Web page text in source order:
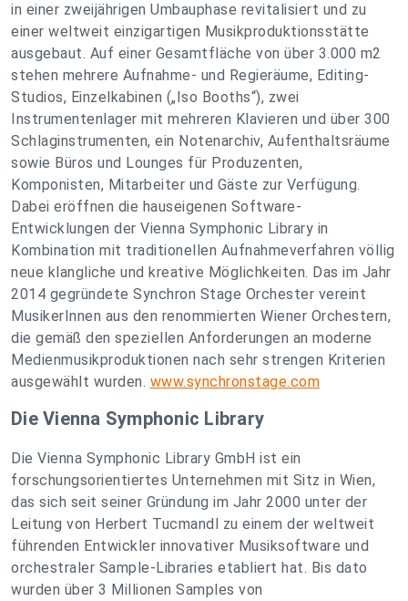
in einer zweijährigen Umbauphase revitalisiert und zu
einer weltweit einzigartigen Musikproduktionsstätte
ausgebaut. Auf einer Gesamtfläche von über 3.000 m2
stehen mehrere Aufnahme- und Regieräume, Editing-
Studios, Einzelkabinen („Iso Booths“), zwei
Instrumentenlager mit mehreren Klavieren und über 300
Schlaginstrumenten, ein Notenarchiv, Aufenthaltsräume
sowie Büros und Lounges für Produzenten,
Komponisten, Mitarbeiter und Gäste zur Verfügung.
Dabei eröffnen die hauseigenen Software-
Entwicklungen der Vienna Symphonic Library in
Kombination mit traditionellen Aufnahmeverfahren völlig
neue klangliche und kreative Möglichkeiten. Das im Jahr
2014 gegründete Synchron Stage Orchester vereint
MusikerInnen aus den renommierten Wiener Orchestern,
die gemäß den speziellen Anforderungen an moderne
Medienmusikproduktionen nach sehr strengen Kriterien
ausgewählt wurden. www.synchronstage.com
Die Vienna Symphonic Library
Die Vienna Symphonic Library GmbH ist ein
forschungsorientiertes Unternehmen mit Sitz in Wien,
das sich seit seiner Gründung im Jahr 2000 unter der
Leitung von Herbert Tucmandl zu einem der weltweit
führenden Entwickler innovativer Musiksoftware und
orchestraler Sample-Libraries etabliert hat. Bis dato
wurden über 3 Millionen Samples von